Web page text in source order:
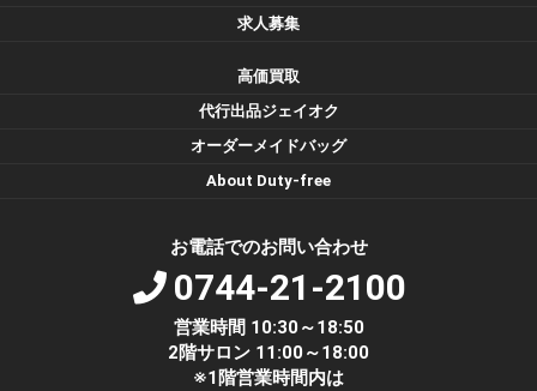
求人募集
高価買取
代行出品ジェイオク
オーダーメイドバッグ
About Duty-free
お電話でのお問い合わせ
0744-21-2100
営業時間 10:30～18:50
2階サロン 11:00～18:00
※1階営業時間内は